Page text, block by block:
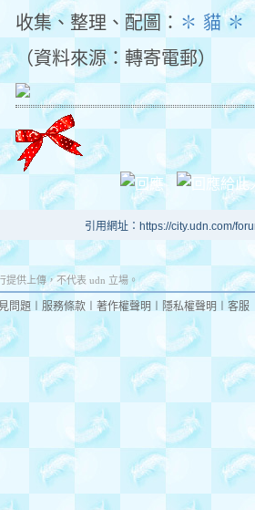
收集、整理、配圖： ✽ 貓 ✽
（資料來源：轉寄電郵）
引用網址：https://city.udn.com/
提供上傳，不代表 udn 立場。
問題 服務條款 著作權聲明 隱私權聲明 客服